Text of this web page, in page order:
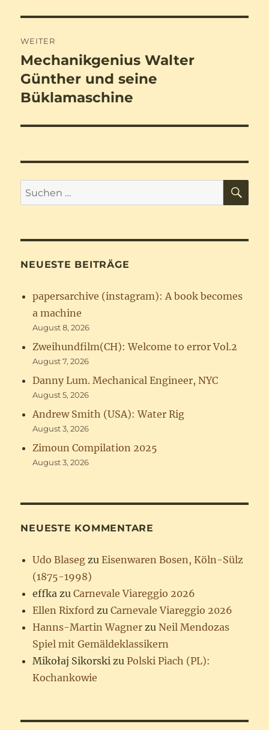
WEITER
Nächster
Beitrag:
Mechanikgenius Walter
Günther und seine
Büklamaschine
Suchen
nach:
NEUESTE BEITRÄGE
papersarchive (instagram): A book becomes
a machine
August 8, 2026
Zweihundfilm(CH): Welcome to error Vol.2
August 7, 2026
Danny Lum. Mechanical Engineer, NYC
August 5, 2026
Andrew Smith (USA): Water Rig
August 3, 2026
Zimoun Compilation 2025
August 3, 2026
NEUESTE KOMMENTARE
Udo Blaseg zuEisenwaren Bosen, Köln-Sülz
(1875-1998)
effka zuCarnevale Viareggio 2026
Ellen Rixford zuCarnevale Viareggio 2026
Hanns-Martin Wagner zuNeil Mendozas
Spiel mit Gemäldeklassikern
Mikołaj Sikorski zuPolski Piach (PL):
Kochankowie